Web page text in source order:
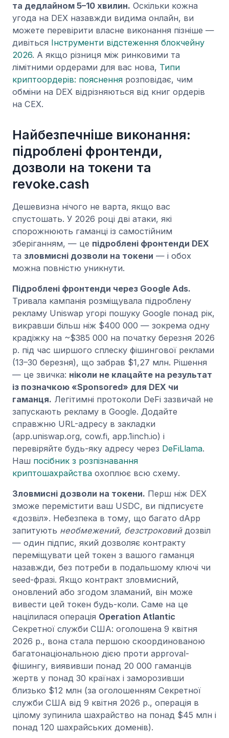
та дедлайном 5–10 хвилин. Оскільки кожна
угода на DEX назавжди видима онлайн, ви
можете перевірити власне виконання пізніше —
дивіться Інструменти відстеження блокчейну
2026. А якщо різниця між ринковими та
лімітними ордерами для вас нова, Типи
криптоордерів: пояснення розповідає, чим
обміни на DEX відрізняються від книг ордерів
на CEX.
Найбезпечніше виконання:
підроблені фронтенди,
дозволи на токени та
revoke.cash
Дешевизна нічого не варта, якщо вас
спустошать. У 2026 році дві атаки, які
спорожнюють гаманці із самостійним
зберіганням, — це підроблені фронтенди DEX
та зловмисні дозволи на токени — і обох
можна повністю уникнути.
Підроблені фронтенди через Google Ads.
Тривала кампанія розміщувала підроблену
рекламу Uniswap угорі пошуку Google понад рік,
викравши більш ніж $400 000 — зокрема одну
крадіжку на ~$385 000 на початку березня 2026
р. під час ширшого сплеску фішингової реклами
(13–30 березня), що забрав $1,27 млн. Рішення
— це звичка: ніколи не клацайте на результат
із позначкою «Sponsored» для DEX чи
гаманця. Легітимні протоколи DeFi зазвичай не
запускають рекламу в Google. Додайте
справжню URL-адресу в закладки
(app.uniswap.org, cow.fi, app.1inch.io) і
перевіряйте будь-яку адресу через DeFiLlama.
Наш посібник з розпізнавання
криптошахрайства охоплює всю схему.
Зловмисні дозволи на токени. Перш ніж DEX
зможе перемістити ваш USDC, ви підписуєте
«дозвіл». Небезпека в тому, що багато dApp
запитують необмежений, безстроковийдозвіл
— один підпис, який дозволяє контракту
переміщувати цей токен з вашого гаманця
назавжди, без потреби в подальшому ключі чи
seed-фразі. Якщо контракт зловмисний,
оновлений або згодом зламаний, він може
вивести цей токен будь-коли. Саме на це
націлилася операція Operation Atlantic
Секретної служби США: оголошена 9 квітня
2026 р., вона стала першою скоординованою
багатонаціональною дією проти approval-
фішингу, виявивши понад 20 000 гаманців
жертв у понад 30 країнах і заморозивши
близько $12 млн (за оголошенням Секретної
служби США від 9 квітня 2026 р., операція в
цілому зупинила шахрайство на понад $45 млн і
понад 120 шахрайських доменів).